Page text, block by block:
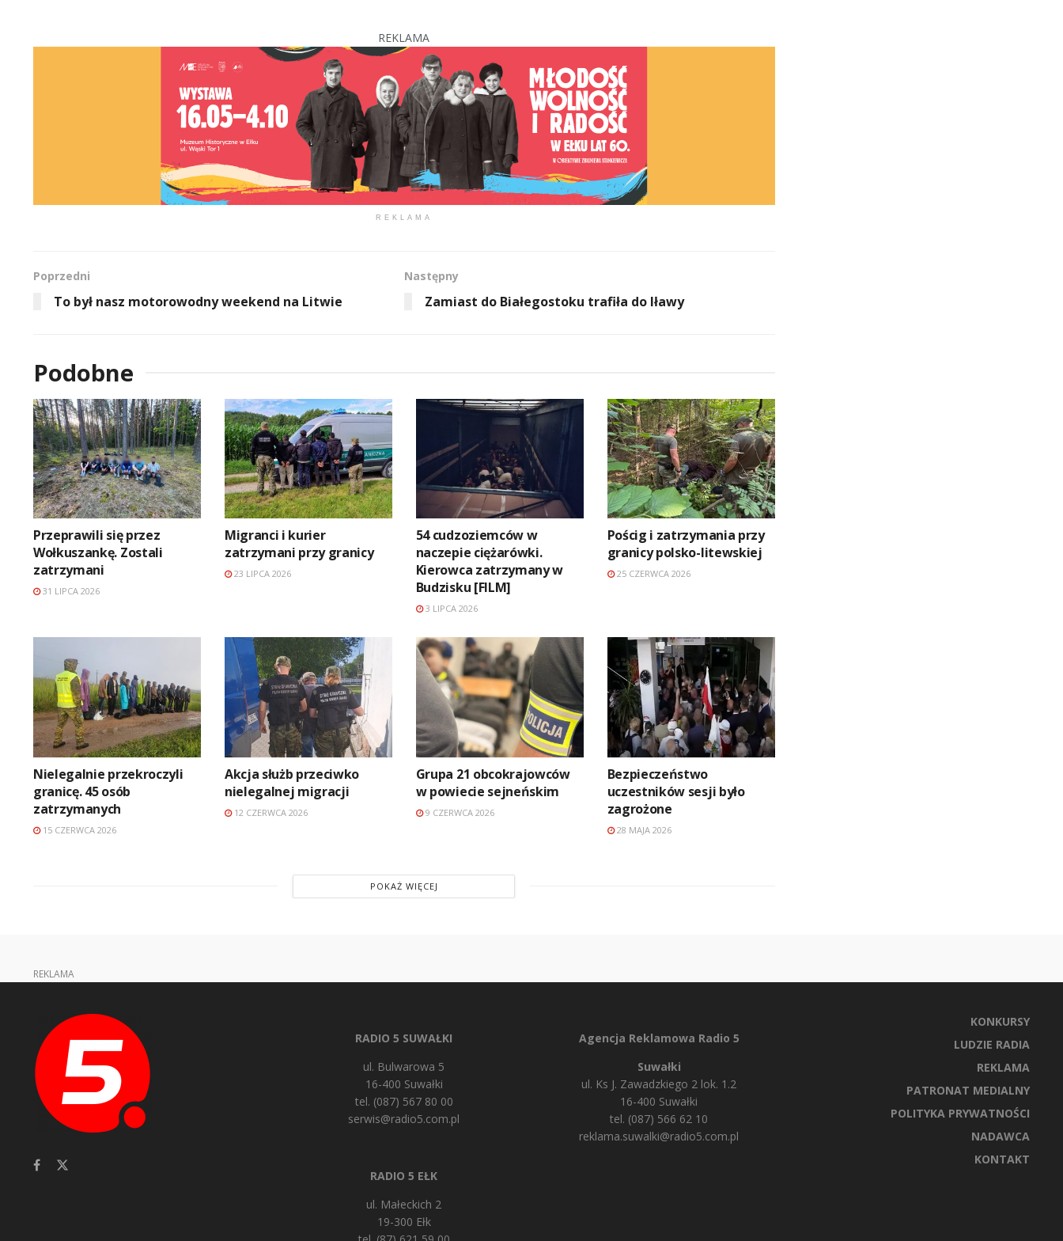
REKLAMA
REKLAMA
Poprzedni
To był nasz motorowodny weekend na Litwie
Następny
Zamiast do Białegostoku trafiła do Iławy
Podobne
Przeprawili się przez
Wołkuszankę. Zostali
zatrzymani
31 LIPCA 2026
Migranci i kurier
zatrzymani przy granicy
23 LIPCA 2026
54 cudzoziemców w
naczepie ciężarówki.
Kierowca zatrzymany w
Budzisku [FILM]
3 LIPCA 2026
Pościg i zatrzymania przy
granicy polsko-litewskiej
25 CZERWCA 2026
Nielegalnie przekroczyli
granicę. 45 osób
zatrzymanych
15 CZERWCA 2026
Akcja służb przeciwko
nielegalnej migracji
12 CZERWCA 2026
Grupa 21 obcokrajowców
w powiecie sejneńskim
9 CZERWCA 2026
Bezpieczeństwo
uczestników sesji było
zagrożone
28 MAJA 2026
POKAŻ WIĘCEJ
REKLAMA
RADIO 5 SUWAŁKI
ul. Bulwarowa 5
16-400 Suwałki
tel. (087) 567 80 00
serwis@radio5.com.pl
RADIO 5 EŁK
ul. Małeckich 2
19-300 Ełk
Agencja Reklamowa Radio 5
Suwałki
ul. Ks J. Zawadzkiego 2 lok. 1.2
16-400 Suwałki
tel. (087) 566 62 10
reklama.suwalki@radio5.com.pl
KONKURSY
LUDZIE RADIA
REKLAMA
PATRONAT MEDIALNY
POLITYKA PRYWATNOŚCI
NADAWCA
KONTAKT